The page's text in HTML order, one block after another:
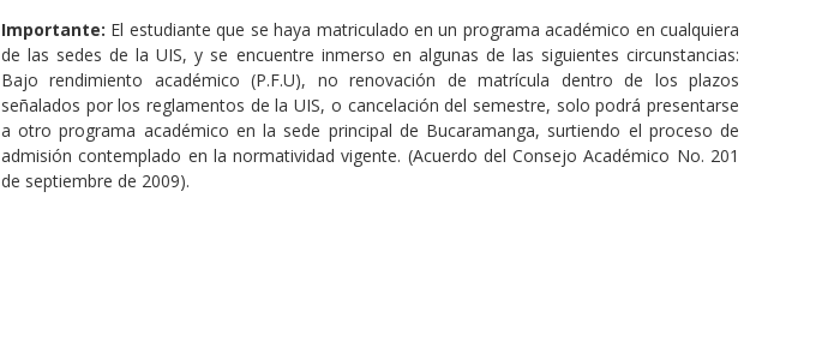
Importante: El estudiante que se haya matriculado en un programa académico en cualquiera
de las sedes de la UIS, y se encuentre inmerso en algunas de las siguientes circunstancias:
Bajo rendimiento académico (P.F.U), no renovación de matrícula dentro de los plazos
señalados por los reglamentos de la UIS, o cancelación del semestre, solo podrá presentarse
a otro programa académico en la sede principal de Bucaramanga, surtiendo el proceso de
admisión contemplado en la normatividad vigente. (Acuerdo del Consejo Académico No. 201
de septiembre de 2009).